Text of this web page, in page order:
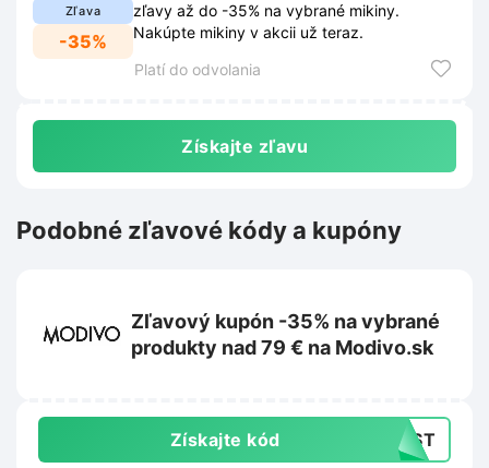
Zľava
-35%
zľavy až do -35% na vybrané mikiny.
Nakúpte mikiny v akcii už teraz.
Platí do odvolania
Získajte zľavu
Podobné zľavové kódy a kupóny
Zľavový kupón -35% na vybrané
produkty nad 79 € na Modivo.sk
Získajte kód LAST